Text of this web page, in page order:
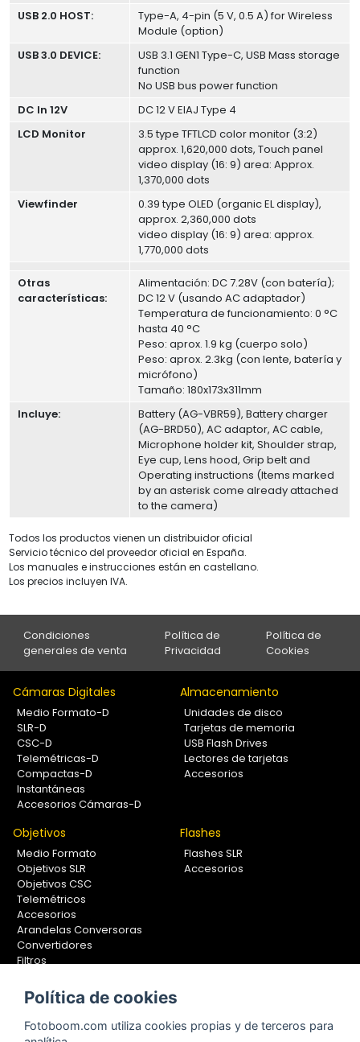
USB 2.0 HOST:
Type-A, 4-pin (5 V, 0.5 A) for Wireless
Module (option)
USB 3.0 DEVICE:
USB 3.1 GEN1 Type-C, USB Mass storage
function
No USB bus power function
DC In 12V
DC 12 V EIAJ Type 4
LCD Monitor
3.5 type TFTLCD color monitor (3:2)
approx. 1,620,000 dots, Touch panel
video display (16: 9) area: Approx.
1,370,000 dots
Viewfinder
0.39 type OLED (organic EL display),
approx. 2,360,000 dots
video display (16: 9) area: approx.
1,770,000 dots
Otras
características:
Alimentación: DC 7.28V (con batería);
DC 12 V (usando AC adaptador)
Temperatura de funcionamiento: 0 °C
hasta 40 °C
Peso: aprox. 1.9 kg (cuerpo solo)
Peso: aprox. 2.3kg (con lente, batería y
micrófono)
Tamaño: 180x173x311mm
Incluye:
Battery (AG-VBR59), Battery charger
(AG-BRD50), AC adaptor, AC cable,
Microphone holder kit, Shoulder strap,
Eye cup, Lens hood, Grip belt and
Operating instructions (Items marked
by an asterisk come already attached
to the camera)
Todos los productos vienen un distribuidor oficial
Servicio técnico del proveedor oficial en España.
Los manuales e instrucciones están en castellano.
Los precios incluyen IVA.
Condiciones
generales de venta
Política de
Privacidad
Política de
Cookies
Cámaras Digitales
Medio Formato-D
SLR-D
CSC-D
Telemétricas-D
Compactas-D
Instantáneas
Accesorios Cámaras-D
Almacenamiento
Unidades de disco
Tarjetas de memoria
USB Flash Drives
Lectores de tarjetas
Accesorios
Objetivos
Medio Formato
Objetivos SLR
Objetivos CSC
Telemétricos
Accesorios
Arandelas Conversoras
Convertidores
Filtros
Calibradores
Flashes
Flashes SLR
Accesorios
Soportes Fotografía
Política de cookies
Fotoboom.com utiliza cookies propias y de terceros para